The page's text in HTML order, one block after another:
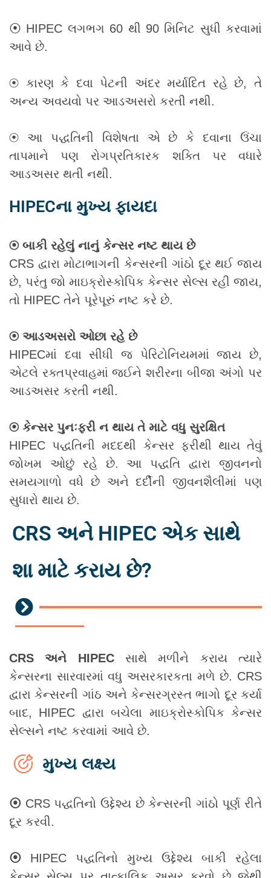
⦿ HIPEC લગભગ 60 થી 90 મિનિટ સુધી કરવામાં
આવે છે.
⦿ કારણ કે દવા પેટની અંદર મર્યાદિત રહે છે, તે
અન્ય અવયવો પર આડઅસરો કરતી નથી.
⦿ આ પદ્ધતિની વિશેષતા એ છે કે દવાના ઉંચા
તાપમાને પણ રોગપ્રતિકારક શક્તિ પર વધારે
આડઅસર થતી નથી.
HIPECના મુખ્ય ફાયદા
⦿ બાકી રહેલું નાનું કેન્સર નષ્ટ થાય છે
CRS દ્વારા મોટાભાગની કેન્સરની ગાંઠો દૂર થઈ જાય
છે, પરંતુ જો માઇક્રોસ્કોપિક કેન્સર સેલ્સ રહી જાય,
તો HIPEC તેને પૂરેપૂરું નષ્ટ કરે છે.
⦿ આડઅસરો ઓછા રહે છે
HIPECમાં દવા સીધી જ પેરિટોનિયમમાં જાય છે,
એટલે રક્તપ્રવાહમાં જઈને શરીરના બીજા અંગો પર
આડઅસર કરતી નથી.
⦿ કેન્સર પુનઃફરી ન થાય તે માટે વધુ સુરક્ષિત
HIPEC પદ્ધતિની મદદથી કેન્સર ફરીથી થાય તેવું
જોખમ ઓછું રહે છે. આ પદ્ધતિ દ્વારા જીવનનો
સમયગાળો વધે છે અને દર્દીની જીવનશૈલીમાં પણ
સુધારો થાય છે.
CRS અને HIPEC એક સાથે
શા માટે કરાય છે?
CRS અને HIPECસાથે મળીને કરાય ત્યારે
કેન્સરના સારવારમાં વધુ અસરકારકતા મળે છે. CRS
દ્વારા કેન્સરની ગાંઠ અને કેન્સરગ્રસ્ત ભાગો દૂર કર્યા
બાદ, HIPEC દ્વારા બચેલા માઇક્રોસ્કોપિક કેન્સર
સેલ્સને નષ્ટ કરવામાં આવે છે.
મુખ્ય લક્ષ્ય
⦿ CRS પદ્ધતિનો ઉદ્દેશ્ય છે કેન્સરની ગાંઠો પૂર્ણ રીતે
દૂર કરવી.
⦿ HIPEC પદ્ધતિનો મુખ્ય ઉદ્દેશ્ય બાકી રહેલા